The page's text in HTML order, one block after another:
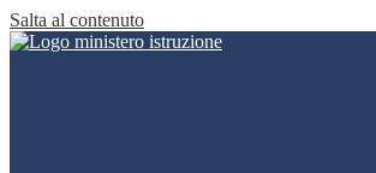
Salta al contenuto